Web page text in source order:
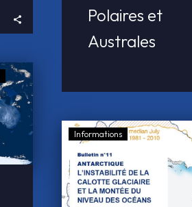
Polaires et
Australes
Informations